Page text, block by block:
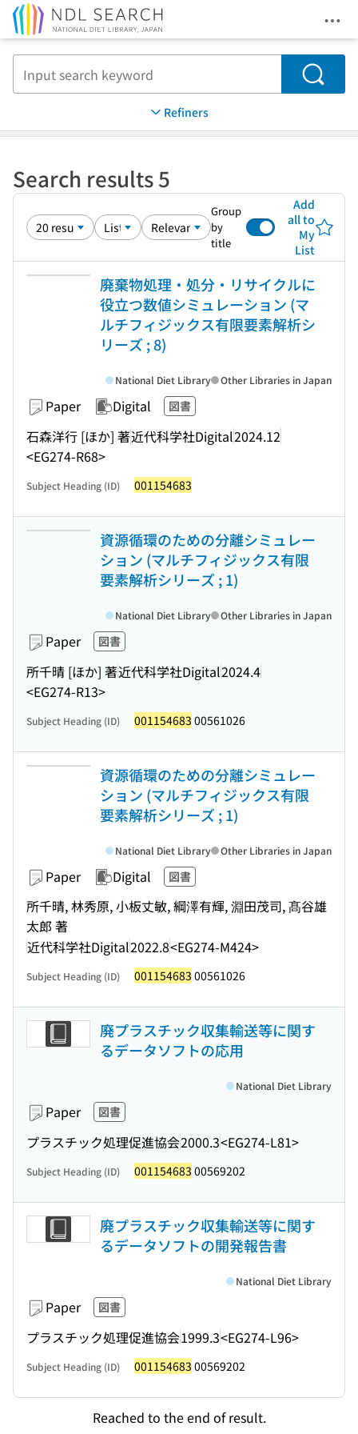
Search
Refiners
Search results 5
Group
by
title
Add
all to
My
List
廃棄物処理・処分・リサイクルに
役立つ数値シミュレーション (マ
ルチフィジックス有限要素解析シ
リーズ ; 8)
Paper Digital 図書
石森洋行 [ほか] 著近代科学社Digital2024.12
<EG274-R68>
National Diet Library Other Libraries in Japan
Subject Heading (ID) 001154683
資源循環のための分離シミュレー
ション (マルチフィジックス有限
要素解析シリーズ ; 1)
Paper 図書
所千晴 [ほか] 著近代科学社Digital2024.4
<EG274-R13>
National Diet Library Other Libraries in Japan
Subject Heading (ID) 001154683 00561026
資源循環のための分離シミュレー
ション (マルチフィジックス有限
要素解析シリーズ ; 1)
Paper Digital 図書
所千晴, 林秀原, 小板丈敏, 綱澤有輝, 淵田茂司, 髙谷雄
太郎 著
近代科学社Digital2022.8<EG274-M424>
National Diet Library Other Libraries in Japan
Subject Heading (ID) 001154683 00561026
廃プラスチック収集輸送等に関す
るデータソフトの応用
Paper 図書
プラスチック処理促進協会2000.3<EG274-L81>
National Diet Library
Subject Heading (ID) 001154683 00569202
廃プラスチック収集輸送等に関す
るデータソフトの開発報告書
Paper 図書
プラスチック処理促進協会1999.3<EG274-L96>
National Diet Library
Subject Heading (ID) 001154683 00569202
Reached to the end of result.